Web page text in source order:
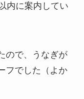
内に案内してい
ので、うなぎが
フでした（よか